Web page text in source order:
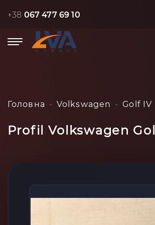
+38 067 477 69 10
Головна Volkswagen Golf IV
Profil Volkswagen